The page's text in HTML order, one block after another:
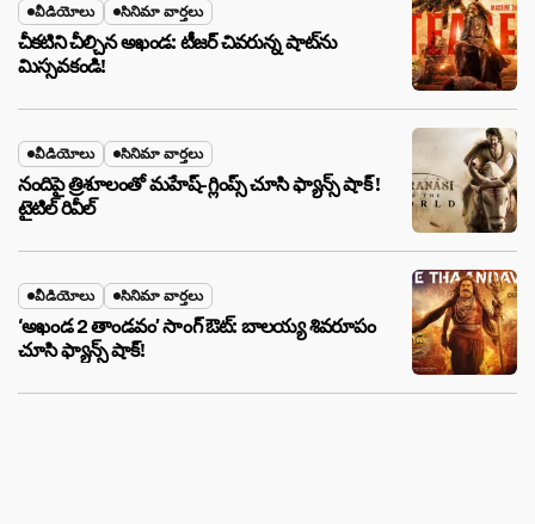
వీడియోలు సినిమా వార్తలు
చీకటిని చీల్చిన అఖండ: టీజర్ చివరున్న షాట్‌ను
మిస్సవకండి!
వీడియోలు సినిమా వార్తలు
నందిపై త్రిశూలంతో మహేష్-గ్లింప్స్ చూసి ఫ్యాన్స్ షాక్ !
టైటిల్ రివీల్
వీడియోలు సినిమా వార్తలు
‘అఖండ 2 తాండవం’ సాంగ్ ఔట్: బాలయ్య శివరూపం
చూసి ఫ్యాన్స్ షాక్!